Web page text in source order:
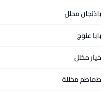
باذنجان مخلل
بابا عنوج
خيار مخلل
طماطم مخللة